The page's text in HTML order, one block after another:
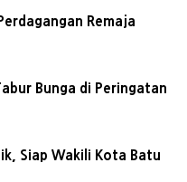
Remaja
Bunga di Peringatan
Siap Wakili Kota Batu